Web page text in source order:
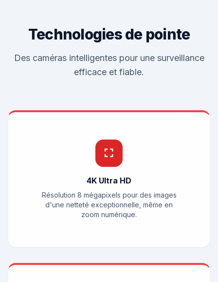
Technologies de pointe
Des caméras intelligentes pour une surveillance
efficace et fiable.
4K Ultra HD
Résolution 8 mégapixels pour des images
d'une netteté exceptionnelle, même en
zoom numérique.